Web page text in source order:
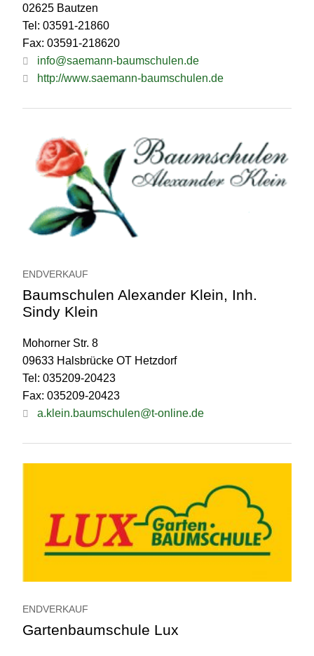
02625 Bautzen
Tel: 03591-21860
Fax: 03591-218620
info@saemann-baumschulen.de
http://www.saemann-baumschulen.de
ENDVERKAUF
Baumschulen Alexander Klein, Inh.
Sindy Klein
Mohorner Str. 8
09633 Halsbrücke OT Hetzdorf
Tel: 035209-20423
Fax: 035209-20423
a.klein.baumschulen@t-online.de
ENDVERKAUF
Gartenbaumschule Lux